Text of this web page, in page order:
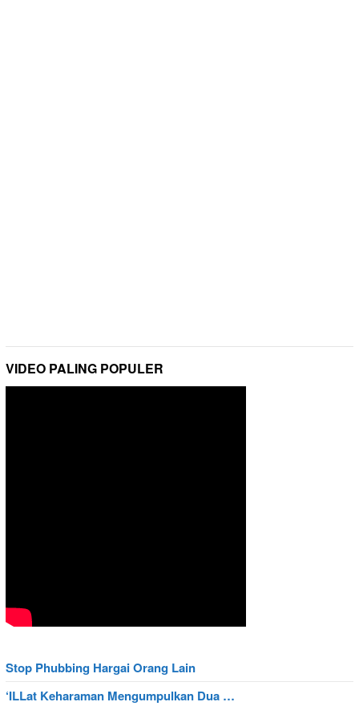
VIDEO PALING POPULER
Stop Phubbing Hargai Orang Lain
‘ILLat Keharaman Mengumpulkan Dua …